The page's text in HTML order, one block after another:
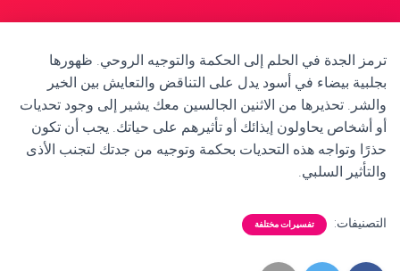
ترمز الجدة في الحلم إلى الحكمة والتوجيه الروحي. ظهورها
بجلبية بيضاء في أسود يدل على التناقض والتعايش بين الخير
والشر. تحذيرها من الاثنين الجالسين معك يشير إلى وجود تحديات
أو أشخاص يحاولون إيذائك أو تأثيرهم على حياتك. يجب أن تكون
حذرًا وتواجه هذه التحديات بحكمة وتوجيه من جدتك لتجنب الأذى
والتأثير السلبي.
التصنيفات: تفسيرات مختلفة